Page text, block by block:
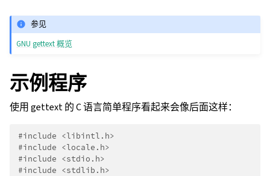
参见
GNU gettext 概览
示例程序
使用 gettext 的 C 语言简单程序看起来会像后面这样：
#include <libintl.h>
#include <locale.h>
#include <stdio.h>
#include <stdlib.h>